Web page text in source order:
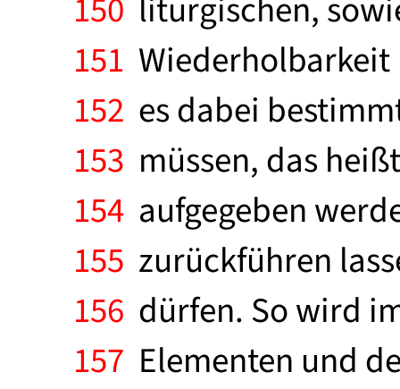
150 liturgischen,
151 Wiederholbarkeit
152 es dabei
153 müssen, das
154 aufgegeben
155 zurückführen
156 dürfen. So wird
157 Elementen und